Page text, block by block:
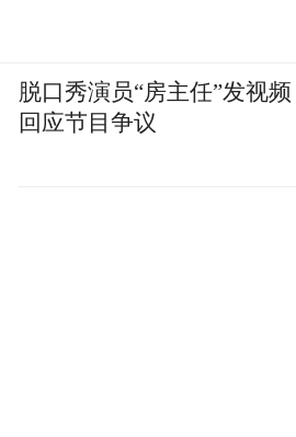
脱口秀演员“房主任”发视频
回应节目争议